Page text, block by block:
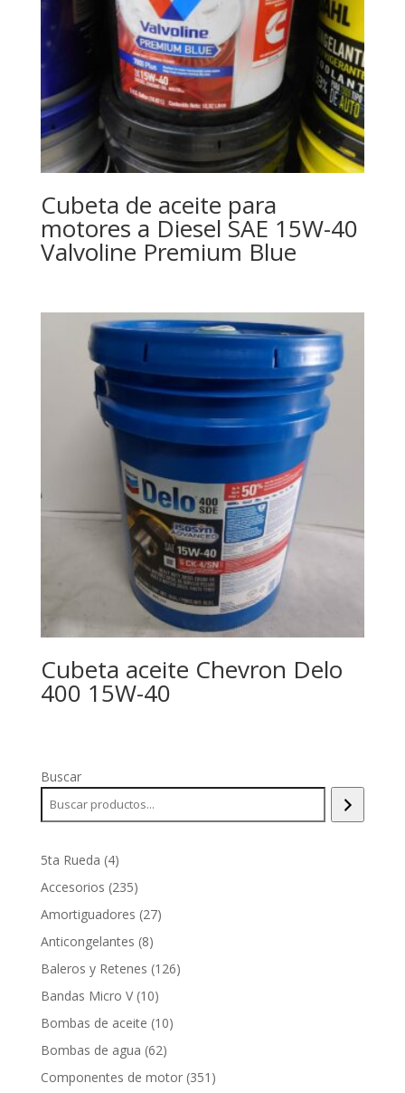
Cubeta de aceite para
motores a Diesel SAE 15W-40
Valvoline Premium Blue
Cubeta aceite Chevron Delo
400 15W-40
Buscar
5ta Rueda 44
productos
Accesorios 235235
productos
Amortiguadores 2727
Anticongelantes 88
productos
Baleros y Retenes 126126
Bandas Micro V 1010
productos
Bombas de aceite 1010
Bombas de agua 6262
productos
Componentes de motor 351 351